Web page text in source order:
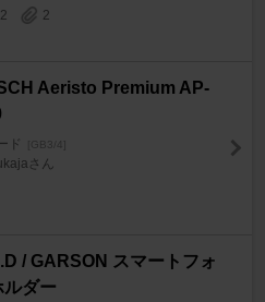
2
Aeristo Premium AP-
ド [GB3/4]
さん
/ GARSON スマートフォ
ルダー